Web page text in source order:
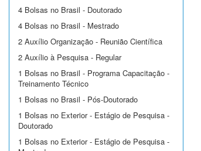
4 Bolsas no Brasil - Doutorado
4 Bolsas no Brasil - Mestrado
2 Auxílio Organização - Reunião Científica
2 Auxílio à Pesquisa - Regular
1 Bolsas no Brasil - Programa Capacitação -
Treinamento Técnico
1 Bolsas no Brasil - Pós-Doutorado
1 Bolsas no Exterior - Estágio de Pesquisa -
Doutorado
1 Bolsas no Exterior - Estágio de Pesquisa -